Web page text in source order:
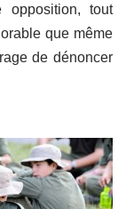
opposition, tout
que même
de dénoncer